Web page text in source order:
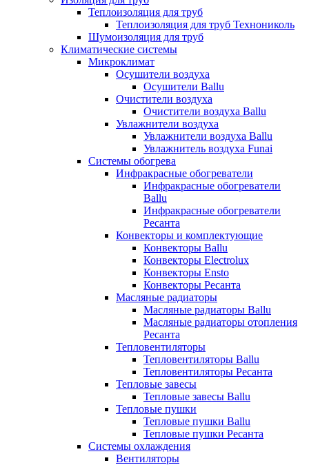
Теплоизоляция для труб
Теплоизоляция для труб Технониколь
Шумоизоляция для труб
Климатические системы
Микроклимат
Осушители воздуха
Осушители Ballu
Очистители воздуха
Очистители воздуха Ballu
Увлажнители воздуха
Увлажнители воздуха Ballu
Увлажнитель воздуха Funai
Системы обогрева
Инфракрасные обогреватели
Инфракрасные обогреватели
Ballu
Инфракрасные обогреватели
Ресанта
Конвекторы и комплектующие
Конвекторы Ballu
Конвекторы Electrolux
Конвекторы Ensto
Конвекторы Ресанта
Масляные радиаторы
Масляные радиаторы Ballu
Масляные радиаторы отопления
Ресанта
Тепловентиляторы
Тепловентиляторы Ballu
Тепловентиляторы Ресанта
Тепловые завесы
Тепловые завесы Ballu
Тепловые пушки
Тепловые пушки Ballu
Тепловые пушки Ресанта
Системы охлаждения
Вентиляторы